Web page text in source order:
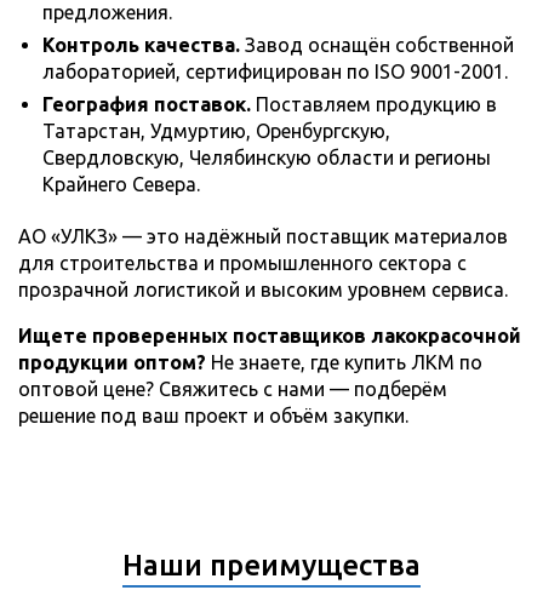
предложения.
Контроль качества. Завод оснащён собственной
лабораторией, сертифицирован по ISO 9001-2001.
География поставок. Поставляем продукцию в
Татарстан, Удмуртию, Оренбургскую,
Свердловскую, Челябинскую области и регионы
Крайнего Севера.
АО «УЛКЗ» — это надёжный поставщик материалов
для строительства и промышленного сектора с
прозрачной логистикой и высоким уровнем сервиса.
Ищете проверенных поставщиков лакокрасочной
продукции оптом? Не знаете, где купить ЛКМ по
оптовой цене? Свяжитесь с нами — подберём
решение под ваш проект и объём закупки.
Наши преимущества